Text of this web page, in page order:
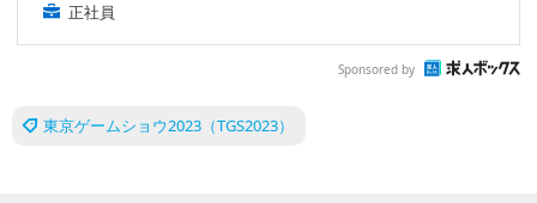
正社員
Sponsored by
東京ゲームショウ2023（TGS2023）